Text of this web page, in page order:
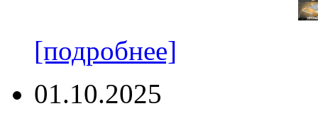
[подробнее]
01.10.2025